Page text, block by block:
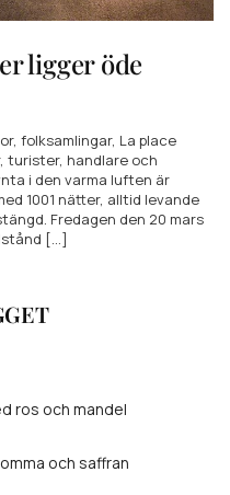
ligger öde
folksamlingar, La place
turister, handlare och
i den varma luften är
1001 nätter, alltid levande
Fredagen den 20 mars
[...]
ros och mandel
och saffran